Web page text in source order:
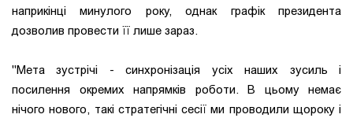
наприкінці минулого року, однак графік президента
дозволив провести її лише зараз.
"Мета зустрічі - синхронізація усіх наших зусиль і
посилення окремих напрямків роботи. В цьому немає
нічого нового, такі стратегічні сесії ми проводили щороку і